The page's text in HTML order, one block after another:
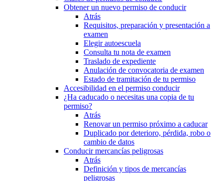
Obtener un nuevo permiso de conducir
Atrás
Requisitos, preparación y presentación a
examen
Elegir autoescuela
Consulta tu nota de examen
Traslado de expediente
Anulación de convocatoria de examen
Estado de tramitación de tu permiso
Accesibilidad en el permiso conducir
¿Ha caducado o necesitas una copia de tu
permiso?
Atrás
Renovar un permiso próximo a caducar
Duplicado por deterioro, pérdida, robo o
cambio de datos
Conducir mercancías peligrosas
Atrás
Definición y tipos de mercancías
peligrosas